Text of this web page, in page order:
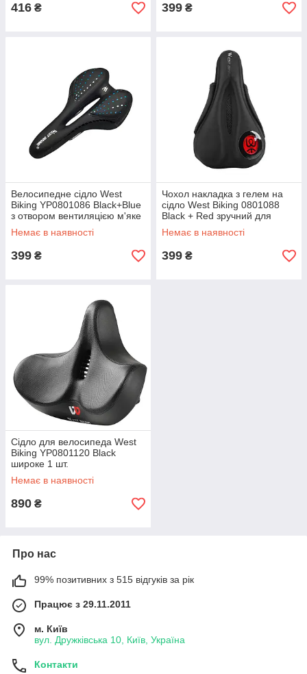
416 ₴ 399 ₴
Велосипедне сідло West
Biking YP0801086 Black+Blue
з отвором вентиляцією м'яке
спортивне шт.
Немає в наявності
399 ₴
Чохол накладка з гелем на
сідло West Biking 0801088
Black + Red зручний для
спорту шт.
Немає в наявності
399 ₴
Сідло для велосипеда West
Biking YP0801120 Black
широке 1 шт.
Немає в наявності
890 ₴
Про нас
99% позитивних з 515 відгуків за рік
Працює з 29.11.2011
м. Київ
вул. Дружківська 10, Київ, Україна
Контакти